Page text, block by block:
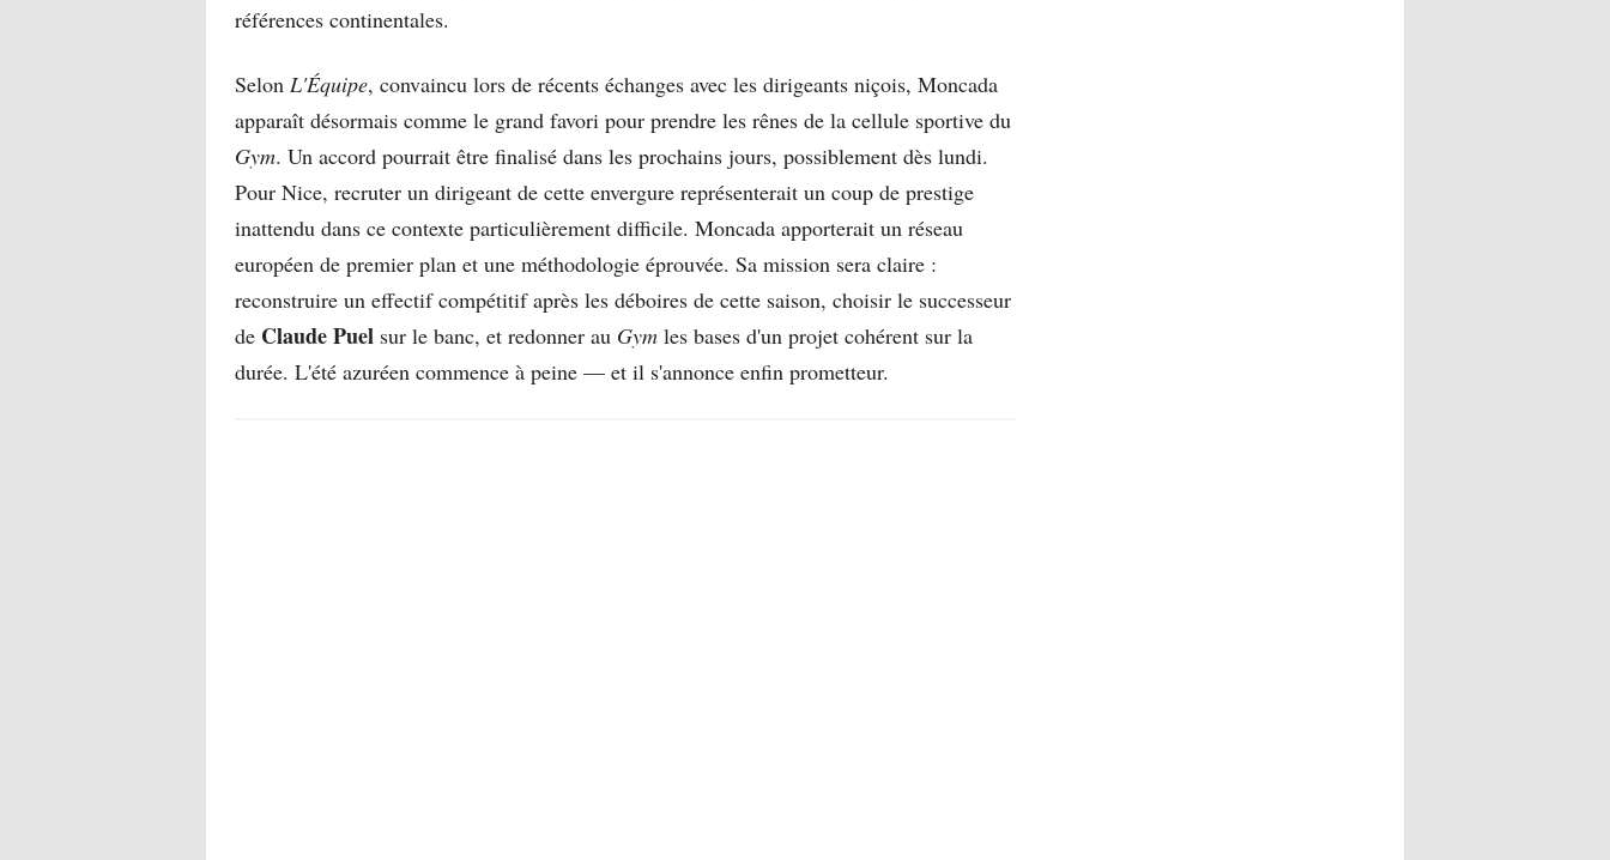
références continentales.
Selon L'Équipe, convaincu lors de récents échanges avec les dirigeants niçois, Moncada
apparaît désormais comme le grand favori pour prendre les rênes de la cellule sportive du
Gym. Un accord pourrait être finalisé dans les prochains jours, possiblement dès lundi.
Pour Nice, recruter un dirigeant de cette envergure représenterait un coup de prestige
inattendu dans ce contexte particulièrement difficile. Moncada apporterait un réseau
européen de premier plan et une méthodologie éprouvée. Sa mission sera claire :
reconstruire un effectif compétitif après les déboires de cette saison, choisir le successeur
de Claude Puel sur le banc, et redonner au Gym les bases d'un projet cohérent sur la
durée. L'été azuréen commence à peine — et il s'annonce enfin prometteur.